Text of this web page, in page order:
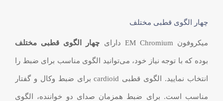
چهار الگوی قطبی مختلف
میکروفون EM Chromium دارای چهار الگوی قطبی مختلف
بوده که با توجه نیاز خود، می‌توانید الگوی مناسب برای ضبط را
انتخاب نمایید. الگوی قطبی cardioid برای ضبط وکال و گفتار
مناسب است. برای ضبط همزمان صدای دو خواننده، الگوی